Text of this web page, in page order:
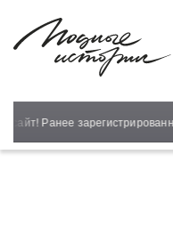
Ранее